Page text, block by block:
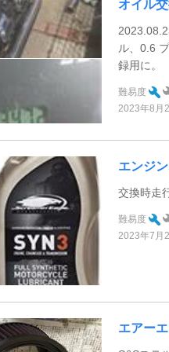
オイル
ル、0.6
録用に。
難易度
2023年8月
エンジ
交換時走
難易度
2023年7月
エアー